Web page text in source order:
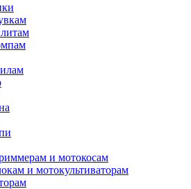
и мотокосам
и мотокультиваторам